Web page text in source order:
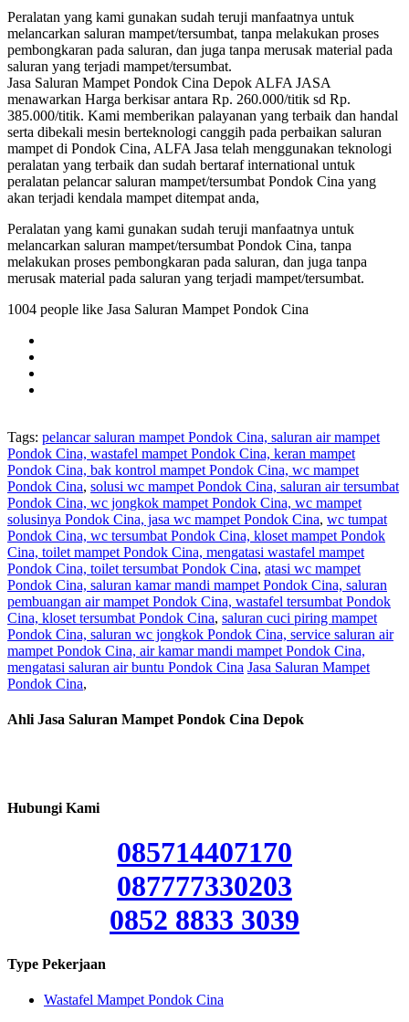
Peralatan yang kami gunakan sudah teruji manfaatnya untuk
melancarkan saluran mampet/tersumbat, tanpa melakukan proses
pembongkaran pada saluran, dan juga tanpa merusak material pada
saluran yang terjadi mampet/tersumbat.
Jasa Saluran Mampet Pondok Cina Depok ALFA JASA
menawarkan Harga berkisar antara Rp. 260.000/titik sd Rp.
385.000/titik. Kami memberikan palayanan yang terbaik dan handal
serta dibekali mesin berteknologi canggih pada perbaikan saluran
mampet di Pondok Cina, ALFA Jasa telah menggunakan teknologi
peralatan yang terbaik dan sudah bertaraf international untuk
peralatan pelancar saluran mampet/tersumbat Pondok Cina yang
akan terjadi kendala mampet ditempat anda,
Peralatan yang kami gunakan sudah teruji manfaatnya untuk
melancarkan saluran mampet/tersumbat Pondok Cina, tanpa
melakukan proses pembongkaran pada saluran, dan juga tanpa
merusak material pada saluran yang terjadi mampet/tersumbat.
1004 people like Jasa Saluran Mampet Pondok Cina
Tags: pelancar saluran mampet Pondok Cina, saluran air mampet
Pondok Cina, wastafel mampet Pondok Cina, keran mampet
Pondok Cina, bak kontrol mampet Pondok Cina, wc mampet
Pondok Cina, solusi wc mampet Pondok Cina, saluran air tersumbat
Pondok Cina, wc jongkok mampet Pondok Cina, wc mampet
solusinya Pondok Cina, jasa wc mampet Pondok Cina, wc tumpat
Pondok Cina, wc tersumbat Pondok Cina, kloset mampet Pondok
Cina, toilet mampet Pondok Cina, mengatasi wastafel mampet
Pondok Cina, toilet tersumbat Pondok Cina, atasi wc mampet
Pondok Cina, saluran kamar mandi mampet Pondok Cina, saluran
pembuangan air mampet Pondok Cina, wastafel tersumbat Pondok
Cina, kloset tersumbat Pondok Cina, saluran cuci piring mampet
Pondok Cina, saluran wc jongkok Pondok Cina, service saluran air
mampet Pondok Cina, air kamar mandi mampet Pondok Cina,
mengatasi saluran air buntu Pondok Cina Jasa Saluran Mampet
Pondok Cina,
Ahli Jasa Saluran Mampet Pondok Cina Depok
Hubungi Kami
085714407170
087777330203
0852 8833 3039
Type Pekerjaan
Wastafel Mampet Pondok Cina